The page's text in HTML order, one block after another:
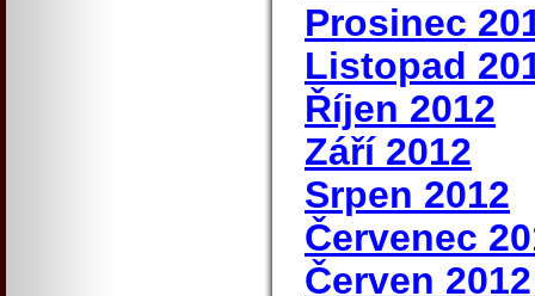
Prosinec
Listopad
Říjen 2012
Září 2012
Srpen 2012
Červenec
Červen 2012